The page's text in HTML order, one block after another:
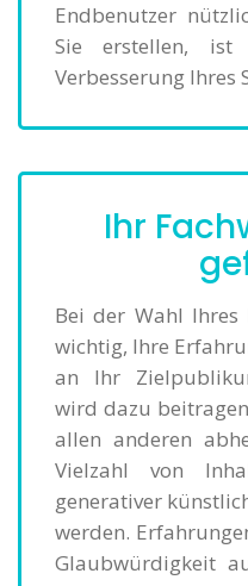
Endbenutzer
Sie erstellen, ist
Verbesserung Ihres
Ihr
Bei der Wahl Ihres
wichtig, Ihre
an Ihr
wird dazu
allen anderen
Vielzahl von
generativer
werden.
Glaubwürdigkeit